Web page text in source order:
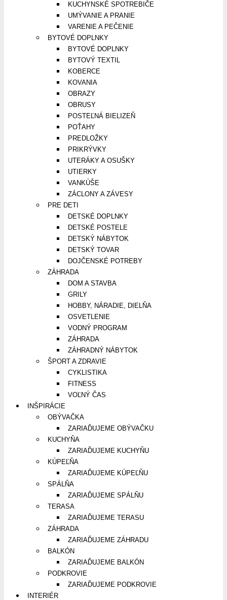
KUCHYNSKÉ SPOTREBIČE
UMÝVANIE A PRANIE
VARENIE A PEČENIE
BYTOVÉ DOPLNKY
BYTOVÉ DOPLNKY
BYTOVÝ TEXTIL
KOBERCE
KOVANIA
OBRAZY
OBRUSY
POSTEĽNÁ BIELIZEŇ
POŤAHY
PREDLOŽKY
PRIKRÝVKY
UTERÁKY A OSUŠKY
UTIERKY
VANKÚŠE
ZÁCLONY A ZÁVESY
PRE DETI
DETSKÉ DOPLNKY
DETSKÉ POSTELE
DETSKÝ NÁBYTOK
DETSKÝ TOVAR
DOJČENSKÉ POTREBY
ZÁHRADA
DOM A STAVBA
GRILY
HOBBY, NÁRADIE, DIELŇA
OSVETLENIE
VODNÝ PROGRAM
ZÁHRADA
ZÁHRADNÝ NÁBYTOK
ŠPORT A ZDRAVIE
CYKLISTIKA
FITNESS
VOĽNÝ ČAS
INŠPIRÁCIE
OBÝVAČKA
ZARIAĎUJEME OBÝVAČKU
KUCHYŇA
ZARIAĎUJEME KUCHYŇU
KÚPEĽŇA
ZARIAĎUJEME KÚPEĽŇU
SPÁLŇA
ZARIAĎUJEME SPÁLŇU
TERASA
ZARIAĎUJEME TERASU
ZÁHRADA
ZARIAĎUJEME ZÁHRADU
BALKÓN
ZARIAĎUJEME BALKÓN
PODKROVIE
ZARIAĎUJEME PODKROVIE
INTERIÉR